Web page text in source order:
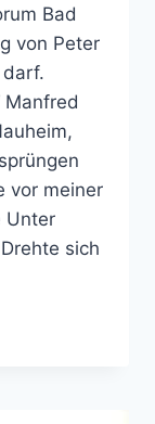
Bad
von Peter
Manfred
vor meiner
Unter
sich